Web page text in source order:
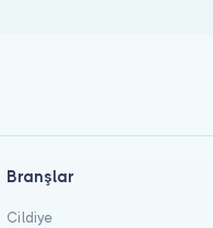
Branşlar
Cildiye